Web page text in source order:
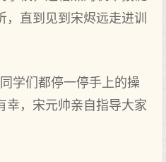
，直到见到宋烬远走进训
学们都停一停手上的操
幸，宋元帅亲自指导大家